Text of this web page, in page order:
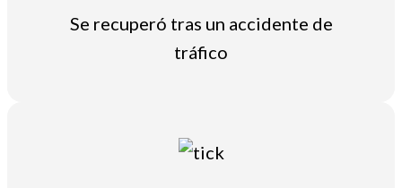
Se recuperó tras un accidente de
tráfico